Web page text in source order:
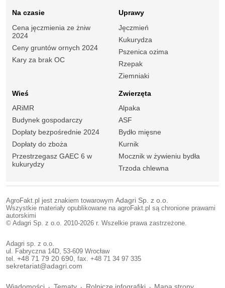
Na czasie
Cena jęczmienia ze żniw
2024
Ceny gruntów ornych 2024
Kary za brak OC
Uprawy
Jęczmień
Kukurydza
Pszenica ozima
Rzepak
Ziemniaki
Wieś
ARiMR
Budynek gospodarczy
Dopłaty bezpośrednie 2024
Dopłaty do zboża
Przestrzegasz GAEC 6 w
kukurydzy
Zwierzęta
Alpaka
ASF
Bydło mięsne
Kurnik
Mocznik w żywieniu bydła
Trzoda chlewna
AgroFakt.pl jest znakiem towarowym Adagri Sp. z o.o.
Wszystkie materiały opublikowane na agroFakt.pl są chronione prawami
autorskimi
© Adagri Sp. z o.o. 2010-2026 r. Wszelkie prawa zastrzeżone.
Adagri sp. z o.o.
ul. Fabryczna 14D, 53-609 Wrocław
tel. +48 71 79 20 690 , fax. +48 71 34 97 335
sekretariat@adagri.com